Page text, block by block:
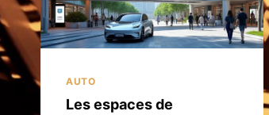
AUTO
Les espaces de